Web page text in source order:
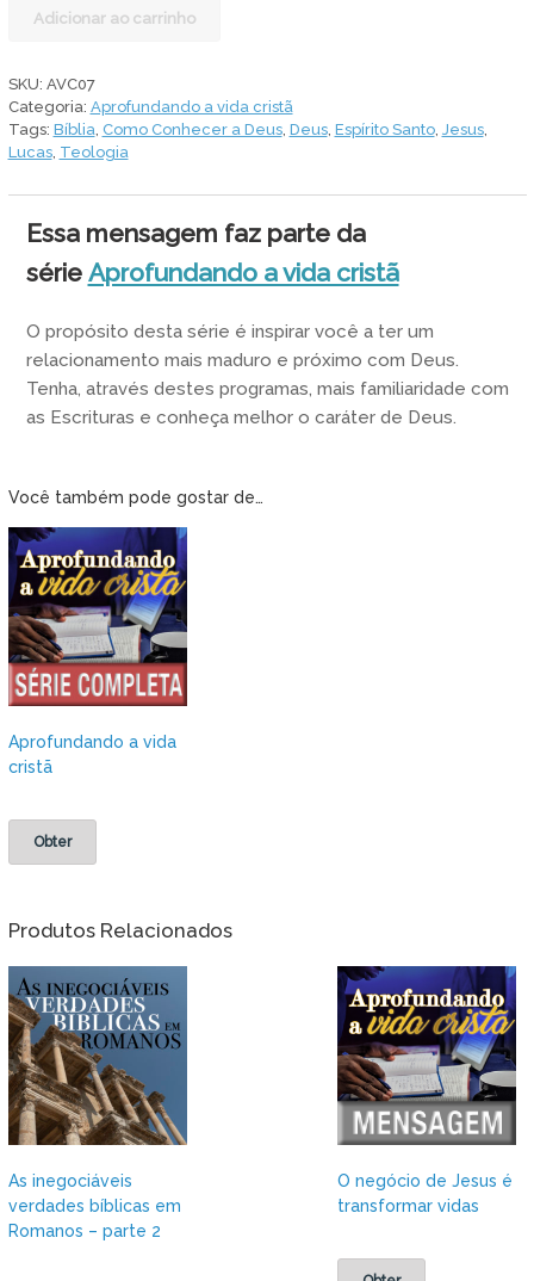
cordeirinho
quantidade
Adicionar ao carrinho
SKU: AVC07
Categoria: Aprofundando a vida cristã
Tags: Bíblia Como Conhecer a Deus, Deus, Espírito Santo, Jesus,
Lucas, Teologia
Essa mensagem faz parte da
série Aprofundando a vida cristã
O propósito desta série é inspirar você a ter um
relacionamento mais maduro e próximo com Deus.
Tenha, através destes programas, mais familiaridade com
as Escrituras e conheça melhor o caráter de Deus.
Você também pode gostar de…
Aprofundando a vida
cristã
Obter
Produtos Relacionados
As inegociáveis
verdades bíblicas em
Romanos – parte 2
O negócio de Jesus é
transformar vidas